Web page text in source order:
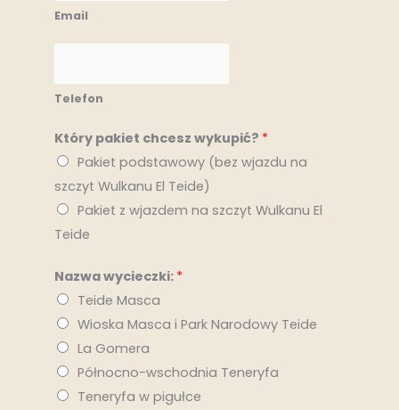
a
i
*
Email
lTelefon
Który pakiet chcesz wykupić? *
Pakiet podstawowy (bez wjazdu na
szczyt Wulkanu El Teide)
Pakiet z wjazdem na szczyt Wulkanu El
Teide
Nazwa wycieczki: *
Teide Masca
Wioska Masca i Park Narodowy Teide
La Gomera
Północno-wschodnia Teneryfa
Teneryfa w pigułce